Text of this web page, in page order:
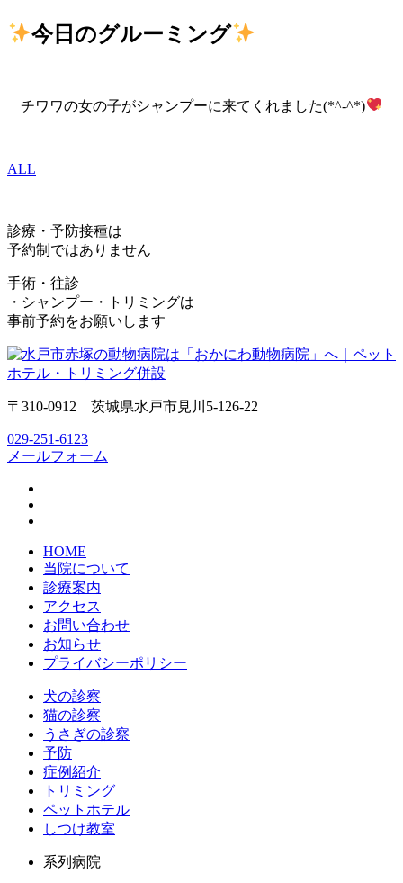
今日のグルーミング
チワワの女の子がシャンプーに来てくれました(*^-^*)
ALL
診療・予防接種は
予約制ではありません
手術・往診
・シャンプー・トリミングは
事前予約をお願いします
〒310-0912 茨城県水戸市見川5-126-22
029-251-6123
メールフォーム
HOME
当院について
診療案内
アクセス
お問い合わせ
お知らせ
プライバシーポリシー
犬の診察
猫の診察
うさぎの診察
予防
症例紹介
トリミング
ペットホテル
しつけ教室
系列病院